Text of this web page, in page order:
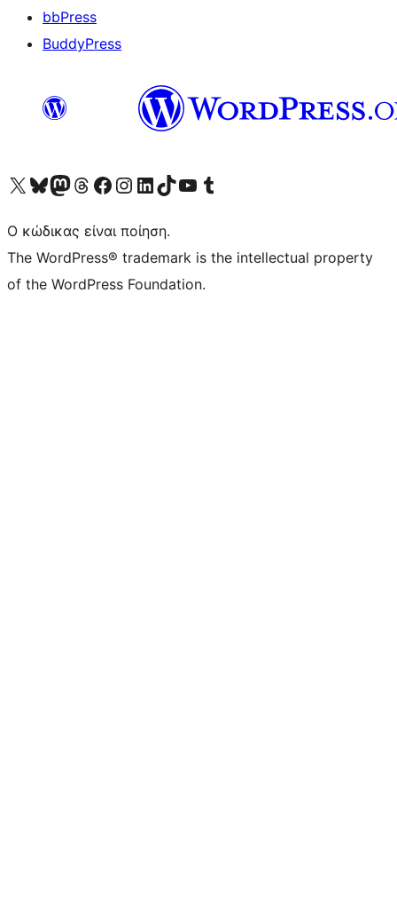
bbPress
BuddyPress
Visit our X (formerly Twitter) account
Visit our Bluesky account
Επισκεφθείτε τον λογαριασμό μας στο Mastodon
Visit our Threads account
Επισκεφτείτε τη σελίδα μας στο Facebook
Επισκεφθείτε τον λογαριασμό μας Instagram
Επισκεφθείτε τον λογαριασμό μας LinkedIn
Visit our TikTok account
Visit our YouTube channel
Visit our Tumblr account
Ο κώδικας είναι ποίηση.
The WordPress® trademark is the intellectual property
of the WordPress Foundation.